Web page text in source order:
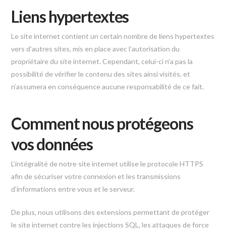
Liens hypertextes
Le site internet contient un certain nombre de liens hypertextes
vers d’autres sites, mis en place avec l’autorisation du
propriétaire du site internet. Cependant, celui-ci n’a pas la
possibilité de vérifier le contenu des sites ainsi visités, et
n’assumera en conséquence aucune responsabilité de ce fait.
Comment nous protégeons
vos données
L’intégralité de notre site internet utilise le protocole HTTPS
afin de sécuriser votre connexion et les transmissions
d’informations entre vous et le serveur.
De plus, nous utilisons des extensions permettant de protéger
le site internet contre les injections SQL, les attaques de force